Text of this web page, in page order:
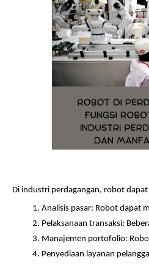
Di industri perdagangan, robot
Analisis pasar: Robot dapat
Pelaksanaan transaksi:
Manajemen portofolio:
Penyediaan layanan